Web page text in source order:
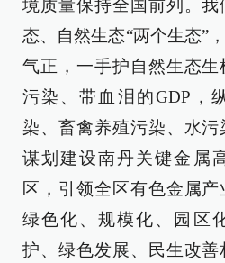
境质量保持全国前列。
态、自然生态“两个生态”
气正，一手护自然生态
污染、带血泪的GDP，
染、畜禽养殖污染、水污
谋划建设南丹关键金属
区，引领全区有色金属产
绿色化、规模化、园区
护、绿色发展、民生改